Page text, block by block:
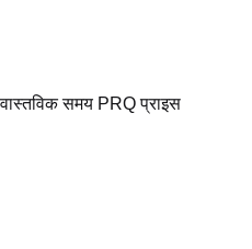
वास्तविक समय PRQ प्राइस